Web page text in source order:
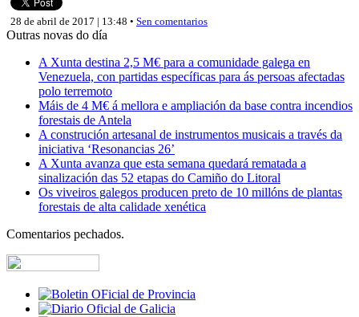
28 de abril de 2017 | 13:48 • Sen comentarios
Outras novas do día
A Xunta destina 2,5 M€ para a comunidade galega en
Venezuela, con partidas específicas para ás persoas afectadas
polo terremoto
Máis de 4 M€ á mellora e ampliación da base contra incendios
forestais de Antela
A construción artesanal de instrumentos musicais a través da
iniciativa ‘Resonancias 26’
A Xunta avanza que esta semana quedará rematada a
sinalización das 52 etapas do Camiño do Litoral
Os viveiros galegos producen preto de 10 millóns de plantas
forestais de alta calidade xenética
Comentarios pechados.